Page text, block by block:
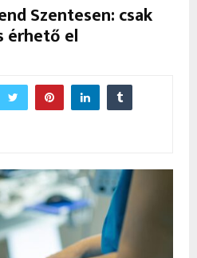
Szentesen: csak
érhető el